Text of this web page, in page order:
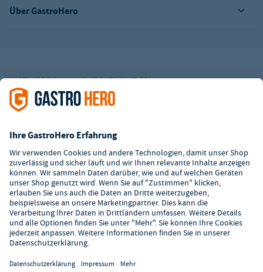
Über GastroHero
Alle Abbildungen ähnlich. Einige Zahlungsarten
könnenZusatzkostenverursachen.
² Unverbindl. Preisempfehlung des Herstellers
i.H.v. 7,90€ (zzgl. Mwst.)
**Die Tiefpreisgarantie ist nicht mit anderen Aktionen oder
Rabatten kombinierbar.
© 2026 GastroHero - Gastronomiebedarf -